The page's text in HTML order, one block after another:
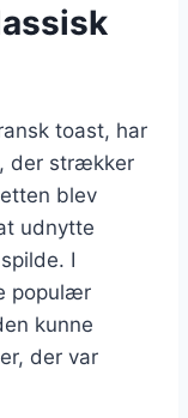
toast, har
der strækker
blev
udnytte
I
populær
kunne
der var